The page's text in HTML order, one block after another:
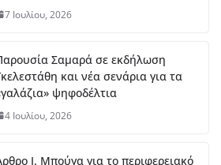
για το μουσείο Σπύρου
6 Αυγούστου, 2026
7 Ιουλίου, 2026
Σαμαρά σε εκδήλωση
και νέα σενάρια για τα
ψηφοδέλτια
4 Ιουλίου, 2026
Ι. Μπούγα για το περιφερειακό